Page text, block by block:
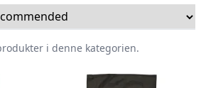
i denne kategorien.